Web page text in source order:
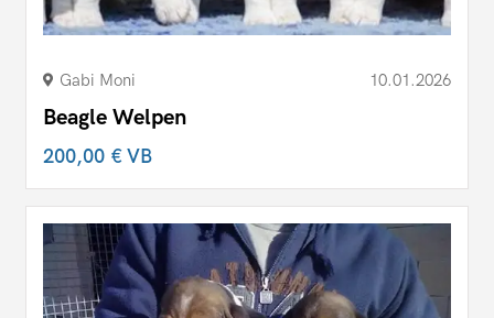
Gabi Moni 10.01.2026
Beagle Welpen
200,00 €VB